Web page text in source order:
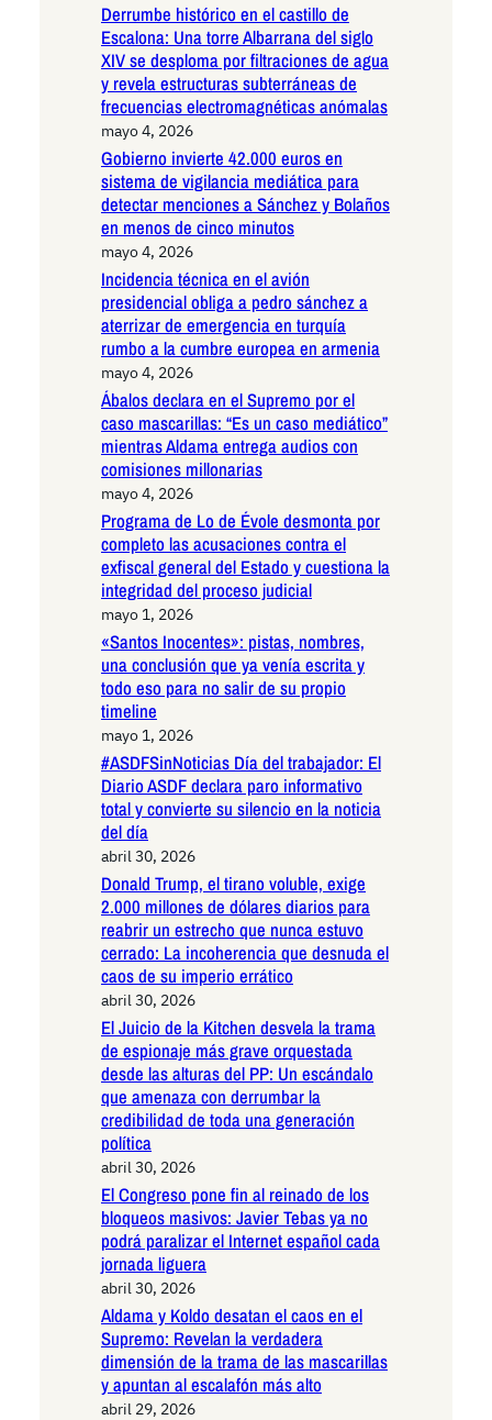
Derrumbe histórico en el castillo de
Escalona: Una torre Albarrana del siglo
XIV se desploma por filtraciones de agua
y revela estructuras subterráneas de
frecuencias electromagnéticas anómalas
mayo 4, 2026
Gobierno invierte 42.000 euros en
sistema de vigilancia mediática para
detectar menciones a Sánchez y Bolaños
en menos de cinco minutos
mayo 4, 2026
Incidencia técnica en el avión
presidencial obliga a pedro sánchez a
aterrizar de emergencia en turquía
rumbo a la cumbre europea en armenia
mayo 4, 2026
Ábalos declara en el Supremo por el
caso mascarillas: “Es un caso mediático”
mientras Aldama entrega audios con
comisiones millonarias
mayo 4, 2026
Programa de Lo de Évole desmonta por
completo las acusaciones contra el
exfiscal general del Estado y cuestiona la
integridad del proceso judicial
mayo 1, 2026
«Santos Inocentes»: pistas, nombres,
una conclusión que ya venía escrita y
todo eso para no salir de su propio
timeline
mayo 1, 2026
#ASDFSinNoticias Día del trabajador: El
Diario ASDF declara paro informativo
total y convierte su silencio en la noticia
del día
abril 30, 2026
Donald Trump, el tirano voluble, exige
2.000 millones de dólares diarios para
reabrir un estrecho que nunca estuvo
cerrado: La incoherencia que desnuda el
caos de su imperio errático
abril 30, 2026
El Juicio de la Kitchen desvela la trama
de espionaje más grave orquestada
desde las alturas del PP: Un escándalo
que amenaza con derrumbar la
credibilidad de toda una generación
política
abril 30, 2026
El Congreso pone fin al reinado de los
bloqueos masivos: Javier Tebas ya no
podrá paralizar el Internet español cada
jornada liguera
abril 30, 2026
Aldama y Koldo desatan el caos en el
Supremo: Revelan la verdadera
dimensión de la trama de las mascarillas
y apuntan al escalafón más alto
abril 29, 2026